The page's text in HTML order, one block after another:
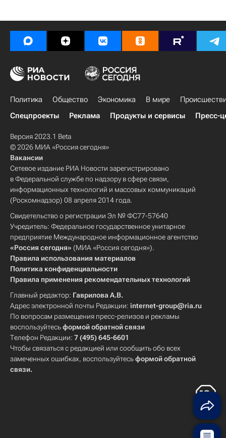
Политика Общество Экономика В мире
Спецпроекты
Реклама Продукты и сервисы Пресс-
Версия 2023.1 Beta
© 2026 МИА «Россия сегодня»
Вакансии
Сетевое издание РИА Новости зарегистрировано
в Федеральной службе по надзору в сфере связи,
информационных технологий и массовых коммуникаций
(Роскомнадзор) 08 апреля 2014 года.
Свидетельство о регистрации Эл № ФС77-57640
Учредитель: Федеральное государственное унитарное
предприятие Международное информационное агентство
«Россия сегодня» (МИА «Россия сегодня»).
Правила использования материалов
Политика конфиденциальности
Правила применения рекомендательных технологий
Главный редактор: Гаврилова А.В.
Адрес электронной почты Редакции: internet-group@ria.ru
По вопросам размещения пресс-релизов и рекламы
воспользуйтесьформой обратной связи
Телефон Редакции: 7 (495) 645-6601
Чтобы связаться с редакцией или сообщить обо всех
замеченных ошибках, воспользуйтесьформой обратной
связи.